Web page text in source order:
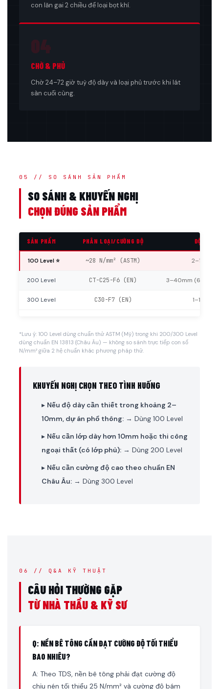
con lăn gai 2 chiều để loại bọt khí.
04
CHỜ & PHỦ
Chờ 24–72 giờ tuỳ độ dày và loại phủ trước khi lát
sàn cuối cùng.
05 // SO SÁNH SẢN PHẨM
SO SÁNH & KHUYẾN NGHỊ
CHỌN ĐÚNG SẢN PHẨM
SẢN PHẨM PHÂN LOẠI/CƯỜNG ĐỘ ĐỘ DÀY
100 Level ⭐ ~28 N/mm² (ASTM) 2–10mm
200 Level CT-C25-F6 (EN) 3–40mm
300 Level C30-F7 (EN) 1–10mm
*Lưu ý: 100 Level dùng chuẩn thử ASTM (Mỹ) trong khi 200/300 Level
dùng chuẩn EN 13813 (Châu Âu) — không so sánh trực tiếp con số
N/mm² giữa 2 hệ chuẩn khác phương pháp thử.
KHUYẾN NGHỊ CHỌN THEO TÌNH HUỐNG
▸ Nếu độ dày cần thiết trong khoảng 2–
10mm, dự án phổ thông: → Dùng 100 Level
▸ Nếu cần lớp dày hơn 10mm hoặc thi công
ngoại thất (có lớp phủ): → Dùng 200 Level
▸ Nếu cần cường độ cao theo chuẩn EN
Châu Âu: → Dùng 300 Level
06 // Q&A KỸ THUẬT
CÂU HỎI THƯỜNG GẶP
TỪ NHÀ THẦU & KỸ SƯ
Q: NỀN BÊ TÔNG CẦN ĐẠT CƯỜNG ĐỘ TỐI THIỂU
BAO NHIÊU?
A: Theo TDS, nền bê tông phải đạt cường độ
chịu nén tối thiểu 25 N/mm² và cường độ bám